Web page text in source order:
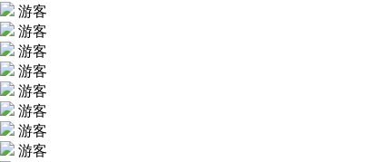
游客
游客
游客
游客
游客
游客
游客
游客